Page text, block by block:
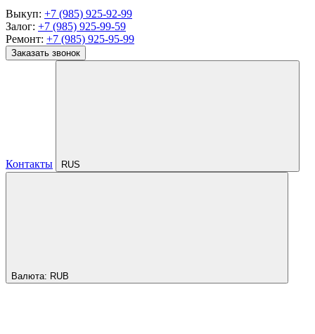
Выкуп: +7 (985) 925-92-99
Залог: +7 (985) 925-99-59
Ремонт: +7 (985) 925-95-99
Заказать звонок
Контакты RUS
Валюта: RUB